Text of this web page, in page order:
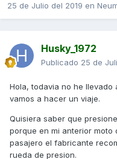
25 de Julio del 2019 en
Husky_1972
Publicado 25 de
Hola, todavia no he
vamos a hacer un viaje.
Quisiera saber que
porque en mi anterior moto
pasajero el fabricante
rueda de presion.